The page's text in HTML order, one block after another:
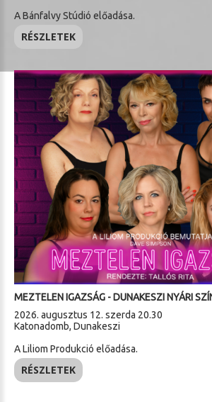
A Bánfalvy Stúdió előadása.
RÉSZLETEK
MEZTELEN IGAZSÁG - DUNAKESZI NYÁRI
2026. augusztus 12. szerda 20.30
Katonadomb, Dunakeszi
A Liliom Produkció előadása.
RÉSZLETEK